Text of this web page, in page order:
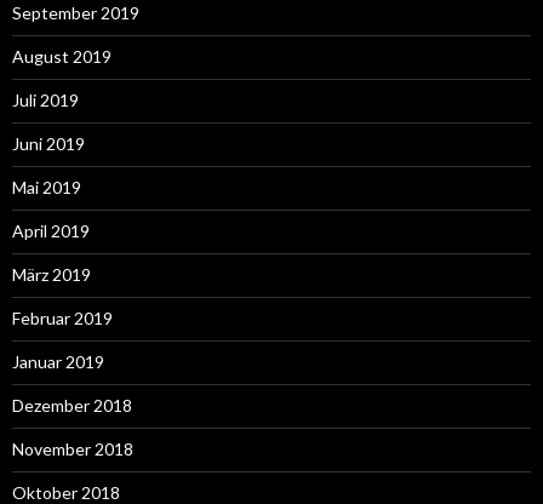
September 2019
August 2019
Juli 2019
Juni 2019
Mai 2019
April 2019
März 2019
Februar 2019
Januar 2019
Dezember 2018
November 2018
Oktober 2018